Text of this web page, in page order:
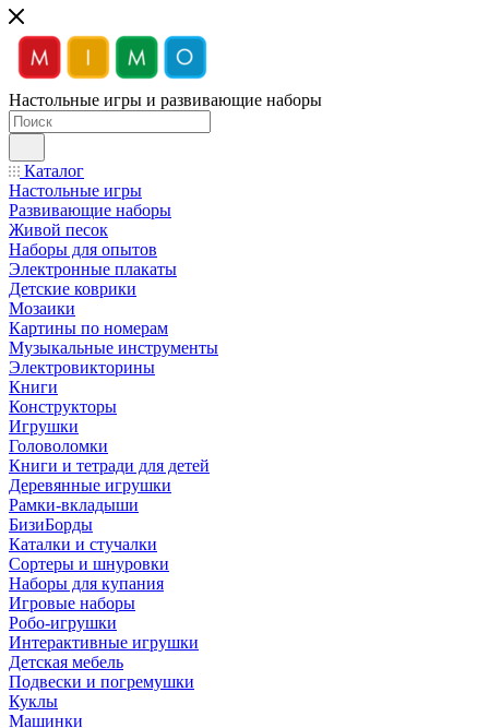
Настольные игры и развивающие наборы
Каталог
Настольные игры
Развивающие наборы
Живой песок
Наборы для опытов
Электронные плакаты
Детские коврики
Мозаики
Картины по номерам
Музыкальные инструменты
Электровикторины
Книги
Конструкторы
Игрушки
Головоломки
Книги и тетради для детей
Деревянные игрушки
Рамки-вкладыши
БизиБорды
Каталки и стучалки
Сортеры и шнуровки
Наборы для купания
Игровые наборы
Робо-игрушки
Интерактивные игрушки
Детская мебель
Подвески и погремушки
Куклы
Машинки